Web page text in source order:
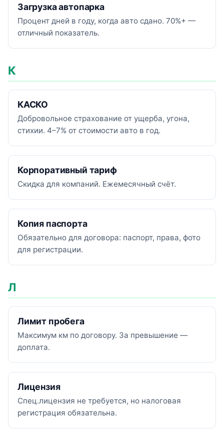
Загрузка автопарка
Процент дней в году, когда авто сдано. 70%+ —
отличный показатель.
К
КАСКО
Добровольное страхование от ущерба, угона,
стихии. 4–7% от стоимости авто в год.
Корпоративный тариф
Скидка для компаний. Ежемесячный счёт.
Копия паспорта
Обязательно для договора: паспорт, права, фото
для регистрации.
Л
Лимит пробега
Максимум км по договору. За превышение —
доплата.
Лицензия
Спец.лицензия не требуется, но налоговая
регистрация обязательна.